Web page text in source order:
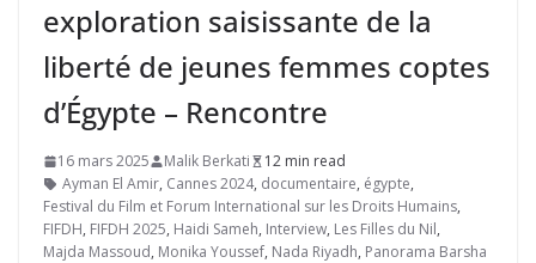
exploration saisissante de la
liberté de jeunes femmes coptes
d’Égypte – Rencontre
16 mars 2025 Malik Berkati
12 min read
Ayman El Amir, Cannes 2024, documentaire, égypte,
Festival du Film et Forum International sur les Droits Humains,
FIFDH, FIFDH 2025, Haidi Sameh, Interview, Les Filles du Nil,
Majda Massoud, Monika Youssef, Nada Riyadh, Panorama Barsha